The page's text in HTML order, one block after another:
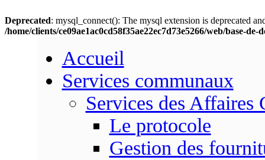
Deprecated: mysql_connect(): The mysql extension is deprecated
/home/clients/ce09ae1ac0cd58f35ae22ec7d73e5266/web/base-de-
Accueil
Services communaux
Services des Affaires
Le protocole
Gestion des